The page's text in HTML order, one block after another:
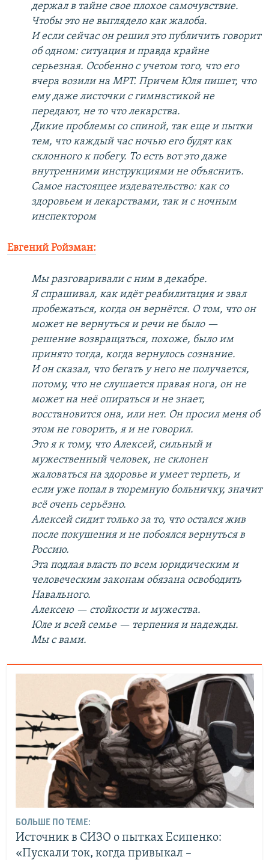
держал в тайне свое плохое самочувствие.
Чтобы это не выглядело как жалоба.
И если сейчас он решил это публичить говорит
об одном: ситуация и правда крайне
серьезная. Особенно с учетом того, что его
вчера возили на МРТ. Причем Юля пишет, что
ему даже листочки с гимнастикой не
передают, не то что лекарства.
Дикие проблемы со спиной, так еще и пытки
тем, что каждый час ночью его будят как
склонного к побегу. То есть вот это даже
внутренними инструкциями не объяснить.
Самое настоящее издевательство: как со
здоровьем и лекарствами, так и с ночным
инспектором
Евгений Ройзман:
Мы разговаривали с ним в декабре.
Я спрашивал, как идёт реабилитация и звал
пробежаться, когда он вернётся. О том, что он
может не вернуться и речи не было —
решение возвращаться, похоже, было им
принято тогда, когда вернулось сознание.
И он сказал, что бегать у него не получается,
потому, что не слушается правая нога, он не
может на неё опираться и не знает,
восстановится она, или нет. Он просил меня об
этом не говорить, я и не говорил.
Это я к тому, что Алексей, сильный и
мужественный человек, не склонен
жаловаться на здоровье и умеет терпеть, и
если уже попал в тюремную больничку, значит
всё очень серьёзно.
Алексей сидит только за то, что остался жив
после покушения и не побоялся вернуться в
Россию.
Эта подлая власть по всем юридическим и
человеческим законам обязана освободить
Навального.
Алексею — стойкости и мужества.
Юле и всей семье — терпения и надежды.
Мы с вами.
БОЛЬШЕ ПО ТЕМЕ:
Источник в СИЗО о пытках Есипенко:
«Пускали ток, когда привыкал –